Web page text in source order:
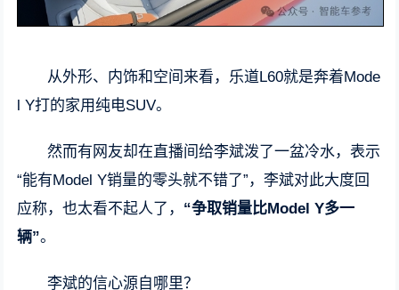
从外形、内饰和空间来看，乐道L60就是奔着Mode
l Y打的家用纯电SUV。
然而有网友却在直播间给李斌泼了一盆冷水，表示
“能有Model Y销量的零头就不错了”，李斌对此大度回
应称，也太看不起人了， “争取销量比Model Y多一
辆”。
李斌的信心源自哪里？